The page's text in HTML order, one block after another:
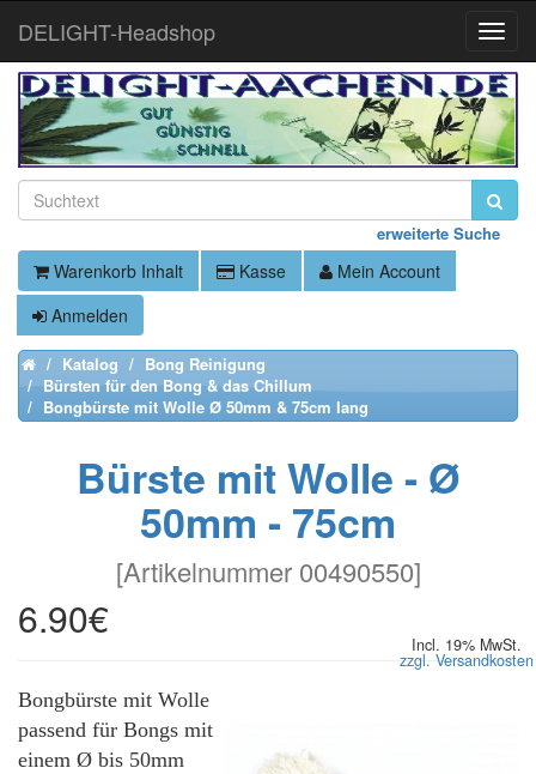
erweiterte Suche
Warenkorb Inhalt Kasse
Mein Account
Anmelden
HomeKatalog
Bong Reinigung
Bürsten für den Bong & das Chillum
Bongbürste mit Wolle Ø 50mm & 75cm lang
Bürste mit Wolle - Ø
50mm - 75cm
[Artikelnummer 00490550]
6.90€
Incl. 19% MwSt.
zzgl. Versandkosten
Bongbürste mit Wolle
passend für Bongs mit
einem Ø bis 50mm
Toggle
DELIGHT-Headshop